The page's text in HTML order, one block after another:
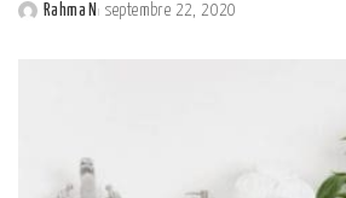
Rahma N septembre 22, 2020